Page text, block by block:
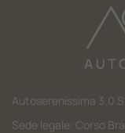
Autoserenissima 3.0
Sede legale: Corso